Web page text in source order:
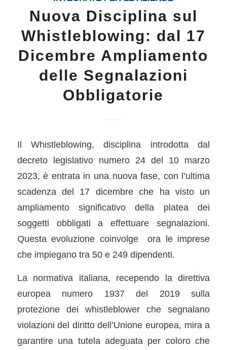
Nuova Disciplina sul
Whistleblowing: dal 17
Dicembre Ampliamento
delle Segnalazioni
Obbligatorie
Il Whistleblowing, disciplina introdotta dal
decreto legislativo numero 24 del 10 marzo
2023, è entrata in una nuova fase, con l’ultima
scadenza del 17 dicembre che ha visto un
ampliamento significativo della platea dei
soggetti obbligati a effettuare segnalazioni.
Questa evoluzione coinvolge ora le imprese
che impiegano tra 50 e 249 dipendenti.
La normativa italiana, recependo la direttiva
europea numero 1937 del 2019 sulla
protezione dei whistleblower che segnalano
violazioni del diritto dell’Unione europea, mira a
garantire una tutela adeguata per coloro che